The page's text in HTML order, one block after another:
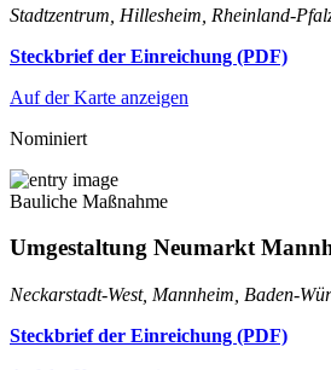
Stadtzentrum, Hillesheim, Rheinland-
Steckbrief der Einreichung (PDF)
Auf der Karte anzeigen
Nominiert
Bauliche Maßnahme
Umgestaltung Neumarkt
Neckarstadt-West, Mannheim, Baden-
Steckbrief der Einreichung (PDF)